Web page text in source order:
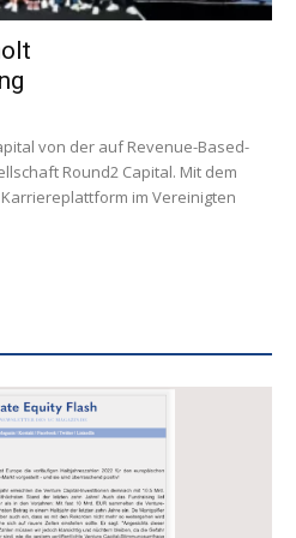
von der auf Revenue-Based-
Round2 Capital. Mit dem
im Vereinigten